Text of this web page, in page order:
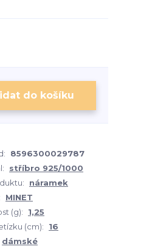
do košíku
8596300029787
stříbro 925/1000
náramek
MINET
(g):
1,25
(cm):
16
dámské